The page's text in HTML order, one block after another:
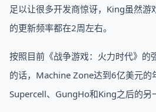
足以让很多开发商惊讶，King虽然游
的更新频率都在2周左右。
按照目前《战争游戏：火力时代》的
的话，Machine Zone达到6亿美元的
Supercell、GungHo和King之后的另